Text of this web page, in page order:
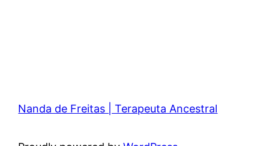
Nanda de Freitas | Terapeuta Ancestral